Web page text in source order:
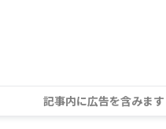
記事内に広告を含みます